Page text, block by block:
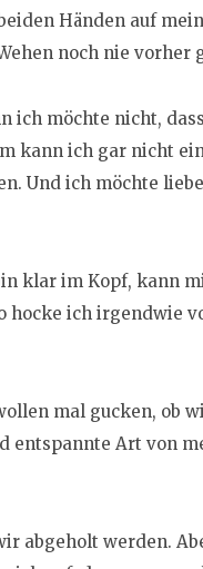
Händen auf
noch nie vorher
ich möchte nicht,
kann ich gar nicht
Und ich möchte
klar im Kopf, kann
hocke ich irgendwie
mal gucken, ob
entspannte Art von
abgeholt werden.